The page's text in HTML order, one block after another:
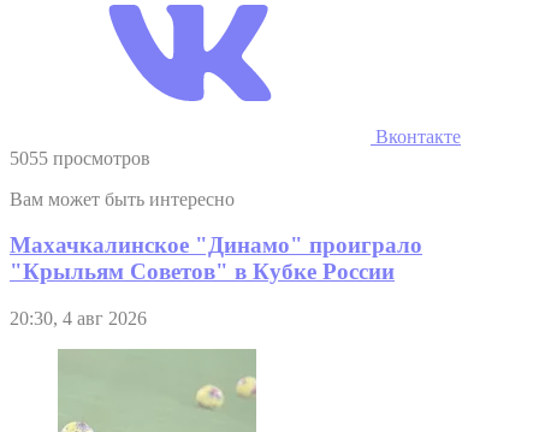
Вконтакте
5055 просмотров
Вам может быть интересно
Махачкалинское "Динамо" проиграло
"Крыльям Советов" в Кубке России
20:30, 4 авг 2026